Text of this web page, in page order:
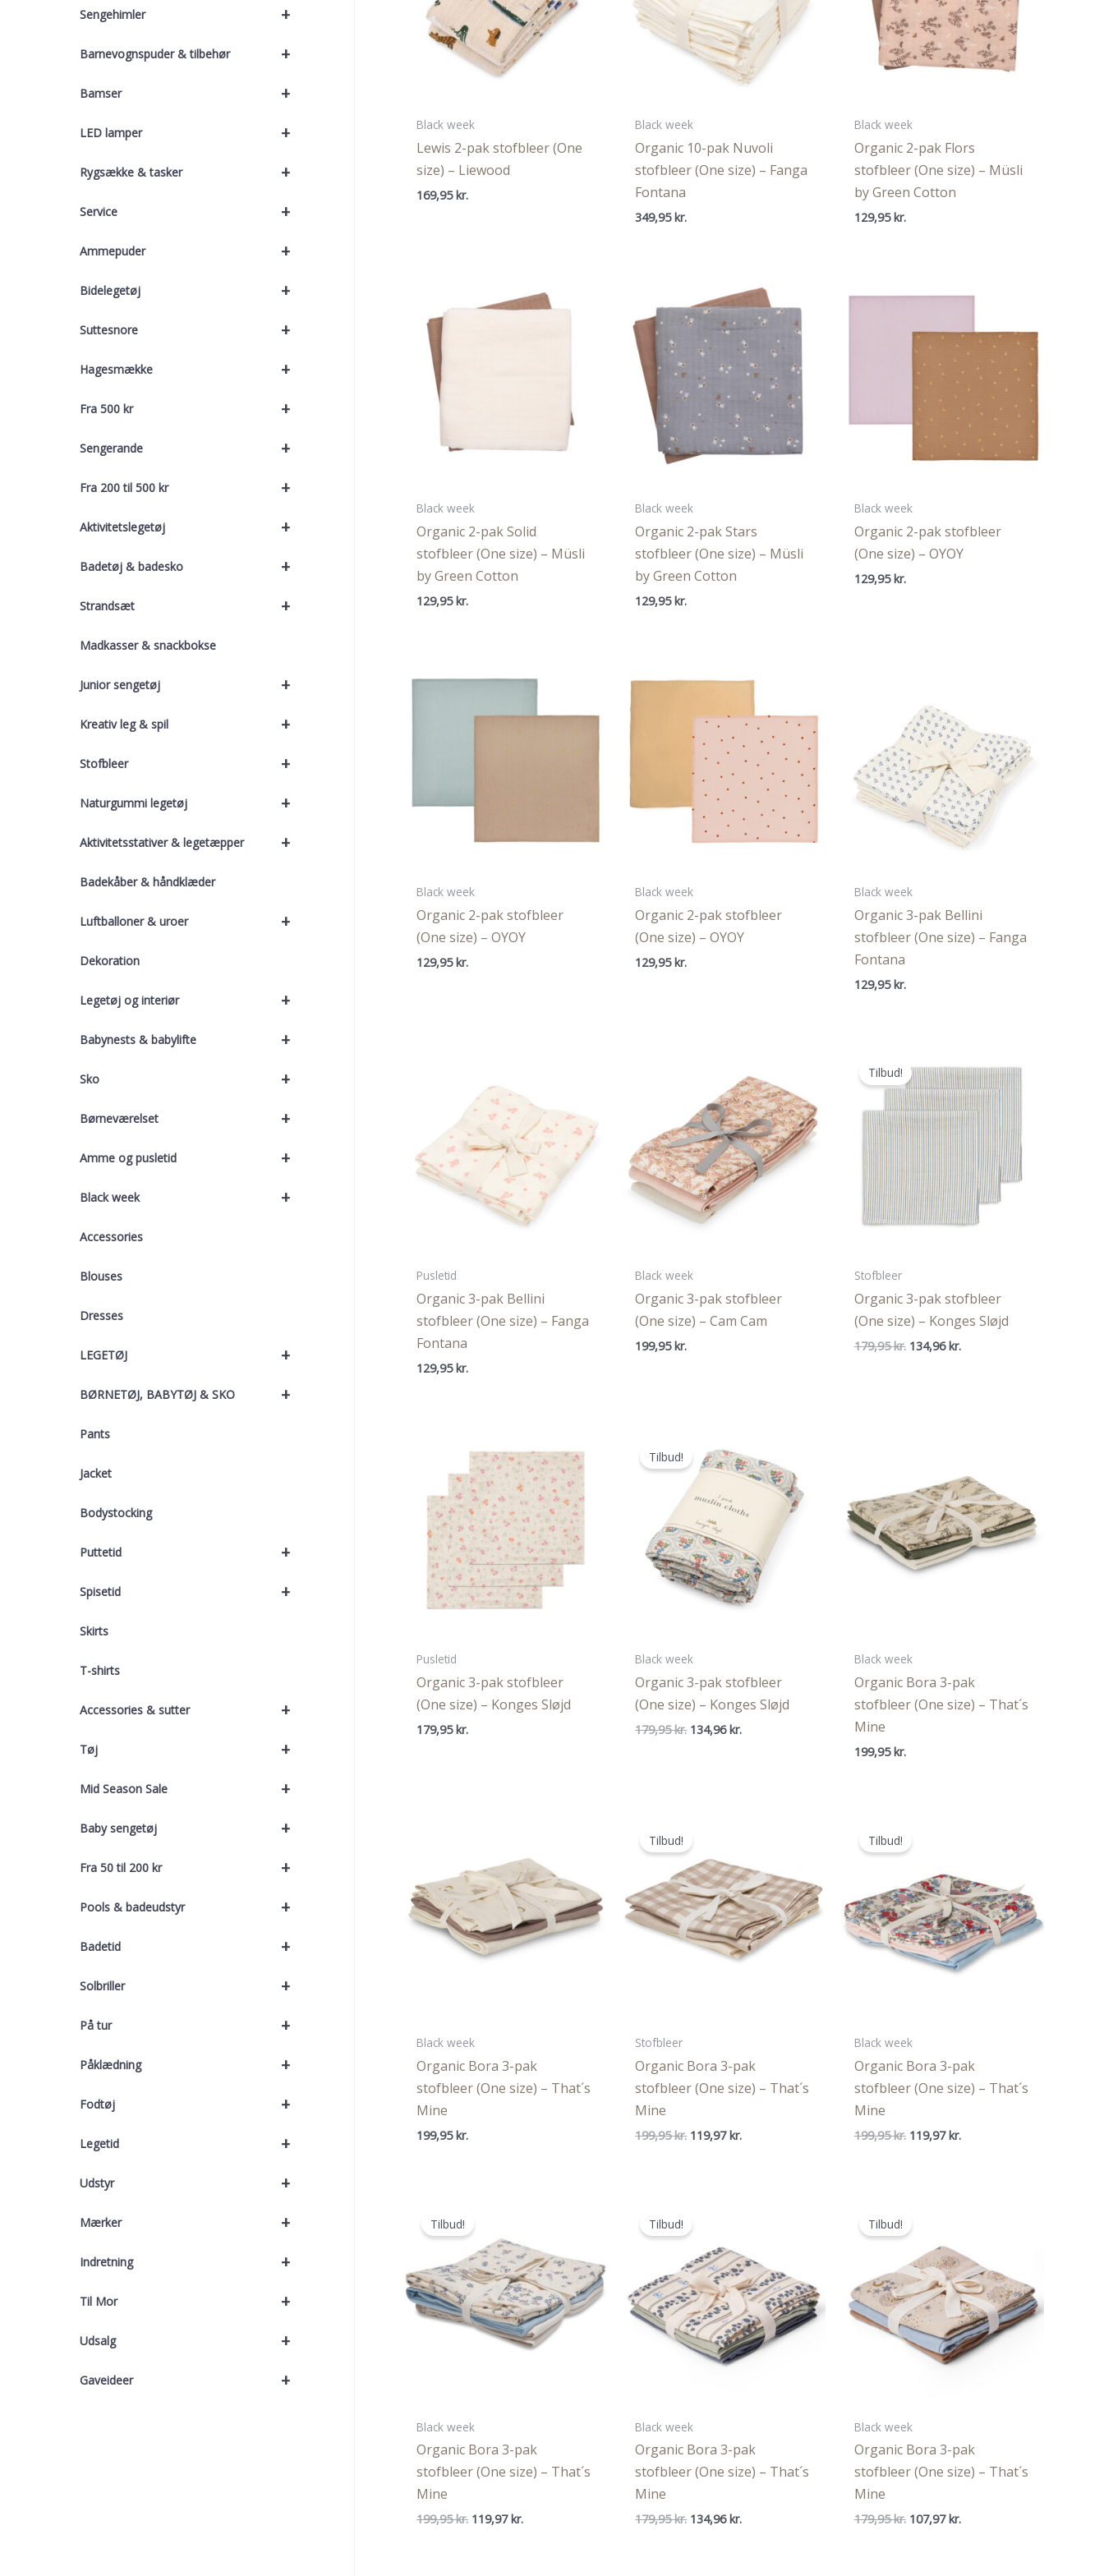
+
Sengehimler
+
Barnevognspuder & tilbehør
+
Bamser
+
LED lamper
+
Rygsække & tasker
+
Service
+
Ammepuder
+
Bidelegetøj
+
Suttesnore
+
Hagesmække
+
Fra 500 kr
+
Sengerande
+
Fra 200 til 500 kr
+
Aktivitetslegetøj
+
Badetøj & badesko
+
Strandsæt
Madkasser & snackbokse
+
Junior sengetøj
+
Kreativ leg & spil
+
Stofbleer
+
Naturgummi legetøj
+
Aktivitetsstativer & legetæpper
Badekåber & håndklæder
+
Luftballoner & uroer
Dekoration
+
Legetøj og interiør
+
Babynests & babylifte
+
Sko
+
Børneværelset
+
Amme og pusletid
+
Black week
Accessories
Blouses
Dresses
+
LEGETØJ
+
BØRNETØJ, BABYTØJ & SKO
Pants
Jacket
Bodystocking
+
Puttetid
+
Spisetid
Skirts
T-shirts
+
Accessories & sutter
+
Tøj
+
Mid Season Sale
+
Baby sengetøj
+
Fra 50 til 200 kr
+
Pools & badeudstyr
+
Badetid
+
Solbriller
+
På tur
+
Påklædning
+
Fodtøj
+
Legetid
+
Udstyr
+
Mærker
+
Indretning
+
Til Mor
+
Udsalg
+
Gaveideer
Black week
Lewis 2-pak stofbleer (One
size) – Liewood
169,95kr.
Black week
Organic 10-pak Nuvoli
stofbleer (One size) – Fanga
Fontana
349,95kr.
Black week
Organic 2-pak Flors
stofbleer (One size) – Müsli
by Green Cotton
129,95kr.
Black week
Organic 2-pak Solid
stofbleer (One size) – Müsli
by Green Cotton
129,95kr.
Black week
Organic 2-pak Stars
stofbleer (One size) – Müsli
by Green Cotton
129,95kr.
Black week
Organic 2-pak stofbleer
(One size) – OYOY
129,95kr.
Black week
Organic 2-pak stofbleer
(One size) – OYOY
129,95kr.
Black week
Organic 2-pak stofbleer
(One size) – OYOY
129,95kr.
Black week
Organic 3-pak Bellini
stofbleer (One size) – Fanga
Fontana
129,95kr.
Pusletid
Organic 3-pak Bellini
stofbleer (One size) – Fanga
Fontana
129,95kr.
Black week
Organic 3-pak stofbleer
(One size) – Cam Cam
199,95kr.
Tilbud!
Stofbleer
Organic 3-pak stofbleer
(One size) – Konges Sløjd
179,95kr. Den
134,96kr.Den
Pusletid
Organic 3-pak stofbleer
(One size) – Konges Sløjd
179,95kr.
Tilbud!
Black week
Organic 3-pak stofbleer
(One size) – Konges Sløjd
179,95kr. Den
134,96kr.Den
Black week
Organic Bora 3-pak
stofbleer (One size) – That´s
Mine
199,95kr.
Black week
Organic Bora 3-pak
stofbleer (One size) – That´s
Mine
199,95 kr.
Tilbud!
Stofbleer
Organic Bora 3-pak
stofbleer (One size) – That´s
Mine
199,95kr. Den
119,97 kr.Den
Tilbud!
Black week
Organic Bora 3-pak
stofbleer (One size) – That´s
Mine
199,95kr. Den
119,97 kr.Den
Tilbud!
Black week
Organic Bora 3-pak
stofbleer (One size) – That´s
Mine
199,95kr. Den
119,97 kr.Den
Tilbud!
Black week
Organic Bora 3-pak
stofbleer (One size) – That´s
Mine
179,95kr. Den
134,96 kr.Den
Tilbud!
Black week
Organic Bora 3-pak
stofbleer (One size) – That´s
Mine
179,95kr. Den
107,97 kr.Den